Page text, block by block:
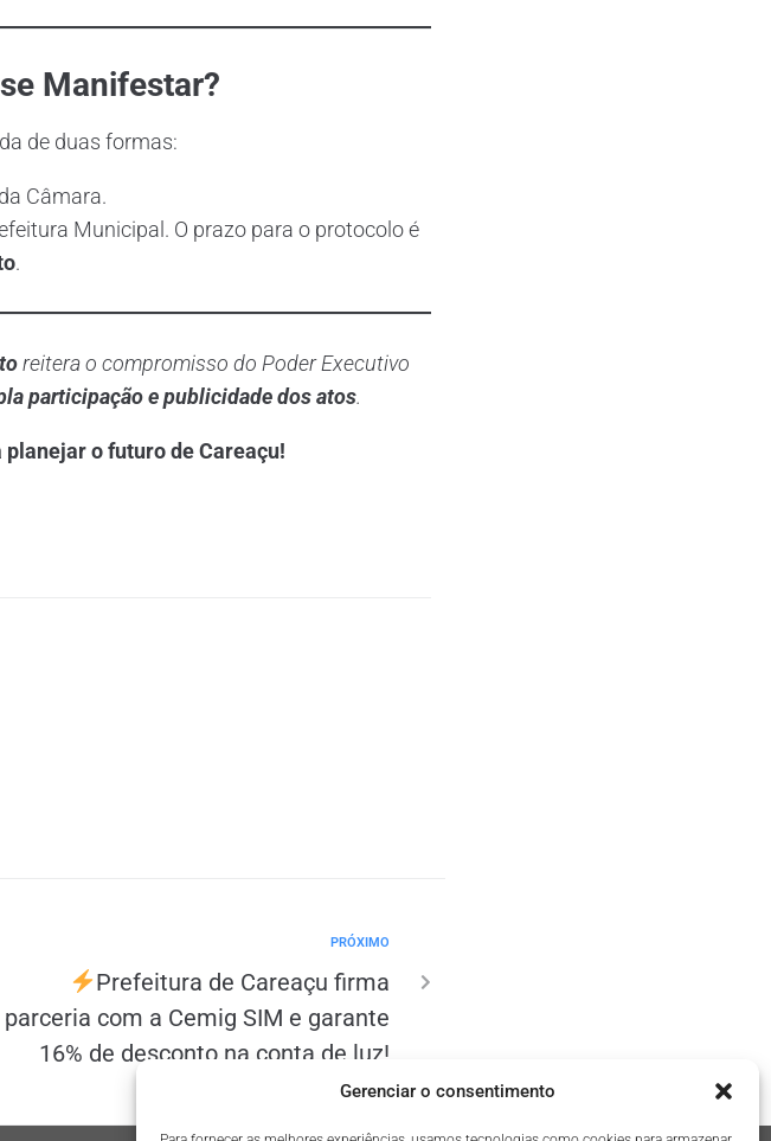
Gerenciar o consentimento
Manifestar?
de duas formas:
Câmara.
Municipal. O prazo para o protocolo é
.
reitera o compromisso do Poder Executivo
participação e publicidade dos atos.
o futuro de Careaçu!
PRÓXIMO
Prefeitura de Careaçu firma
parceria com a Cemig SIM e garante
16% de desconto na conta de luz!